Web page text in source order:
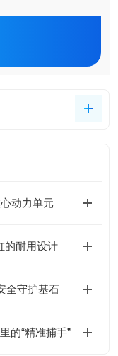
动力单元
的耐用设计
全守护基石
的“精准捕手”